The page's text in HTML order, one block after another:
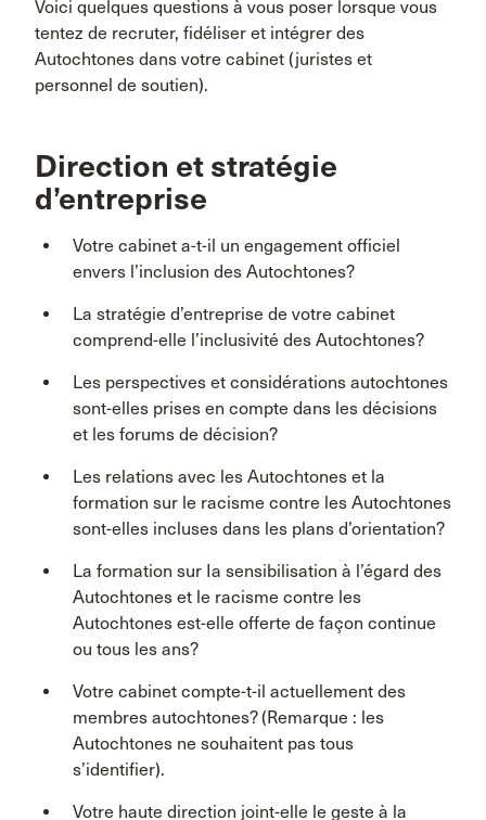
Voici quelques questions à vous poser lorsque vous
tentez de recruter, fidéliser et intégrer des
Autochtones dans votre cabinet (juristes et
personnel de soutien).
Direction et stratégie
d’entreprise
Votre cabinet a-t-il un engagement officiel
envers l’inclusion des Autochtones?
La stratégie d’entreprise de votre cabinet
comprend-elle l’inclusivité des Autochtones?
Les perspectives et considérations autochtones
sont-elles prises en compte dans les décisions
et les forums de décision?
Les relations avec les Autochtones et la
formation sur le racisme contre les Autochtones
sont-elles incluses dans les plans d’orientation?
La formation sur Ia sensibilisation à l’égard des
Autochtones et le racisme contre les
Autochtones est-elle offerte de façon continue
ou tous les ans?
Votre cabinet compte-t-il actuellement des
membres autochtones? (Remarque : les
Autochtones ne souhaitent pas tous
s’identifier).
Votre haute direction joint-elle le geste à la